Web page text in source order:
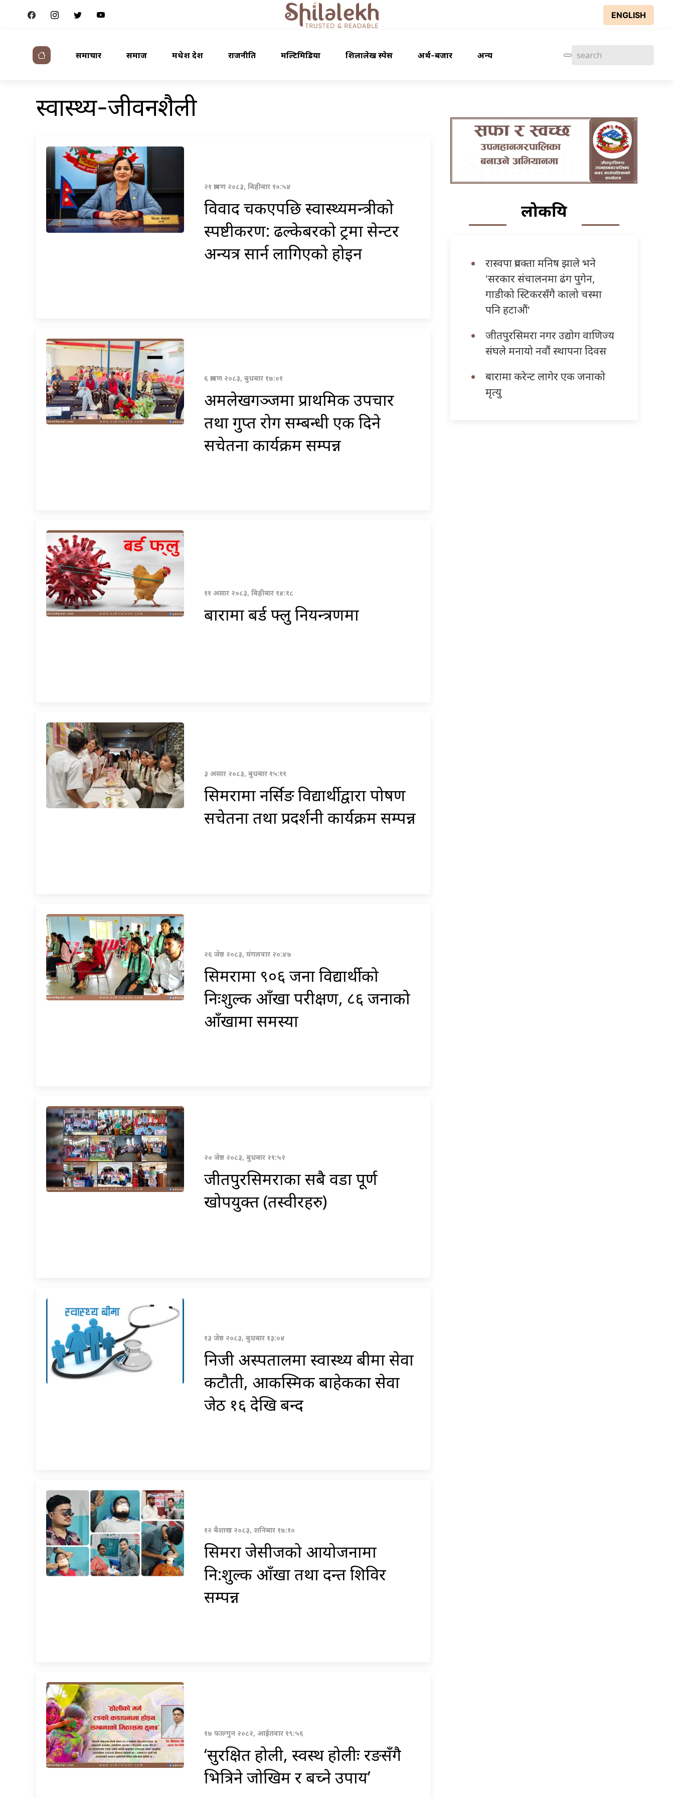
ENGLISH
समाचार समाज मधेश प्रदेश राजनीति मल्टिमिडिया शिलालेख स्पेस अर्थ-बजार अन्य
स्वास्थ्य-जीवनशैली
२१ श्रावण २०८३, बिहीबार १०:५४
विवाद चर्किएपछि स्वास्थ्यमन्त्रीको
स्पष्टीकरण: ढल्केबरको ट्रमा सेन्टर
अन्यत्र सार्न लागिएको होइन
६ श्रावण २०८३, बुधबार १७:०१
अमलेखगञ्जमा प्राथमिक उपचार
तथा गुप्त रोग सम्बन्धी एक दिने
सचेतना कार्यक्रम सम्पन्न
११ असार २०८३, बिहीबार १४:१८
बारामा बर्ड फ्लु नियन्त्रणमा
३ असार २०८३, बुधबार १५:११
सिमरामा नर्सिङ विद्यार्थीद्वारा पोषण
सचेतना तथा प्रदर्शनी कार्यक्रम सम्पन्न
२६ जेष्ठ २०८३, मंगलवार २०:४७
सिमरामा ९०६ जना विद्यार्थीको
निःशुल्क आँखा परीक्षण, ८६ जनाको
आँखामा समस्या
२० जेष्ठ २०८३, बुधबार २१:५२
जीतपुरसिमराका सबै वडा पूर्ण
खोपयुक्त (तस्वीरहरु)
१३ जेष्ठ २०८३, बुधबार १३:०४
निजी अस्पतालमा स्वास्थ्य बीमा सेवा
कटौती, आकस्मिक बाहेकका सेवा
जेठ १६ देखि बन्द
१२ बैशाख २०८३, शनिबार १७:१०
सिमरा जेसीजको आयोजनामा
नि:शुल्क आँखा तथा दन्त शिविर
सम्पन्न
१७ फाल्गुन २०८२, आईतवार १९:५६
‘सुरक्षित होली, स्वस्थ होलीः रङसँगै
भित्रिने जोखिम र बच्ने उपाय’
लोकप्रिय
रास्वपा प्रवक्ता मनिष झाले भने
'सरकार संचालनमा ढंग पुगेन,
गाडीको स्टिकरसँगै कालो चस्मा
पनि हटाऔं'
जीतपुरसिमरा नगर उद्योग वाणिज्य
संघले मनायो नवौं स्थापना दिवस
बारामा करेन्ट लागेर एक जनाको
मृत्यु